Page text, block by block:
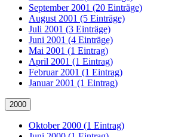
September 2001 (20 Einträge)
August 2001 (5 Einträge)
Juli 2001 (3 Einträge)
Juni 2001 (4 Einträge)
Mai 2001 (1 Eintrag)
April 2001 (1 Eintrag)
Februar 2001 (1 Eintrag)
Januar 2001 (1 Eintrag)
2000
Oktober 2000 (1 Eintrag)